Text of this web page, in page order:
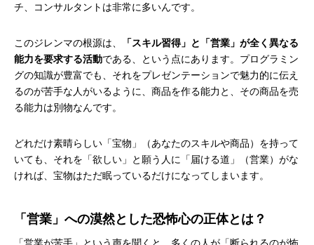
チ、コンサルタントは非常に多いんです。
このジレンマの根源は、
「スキル習得」と「営業」が全く異なる
能力を要求する活動である、という点にあります。プログラミン
グの知識が豊富でも、それをプレゼンテーションで魅力的に伝え
るのが苦手な人がいるように、商品を作る能力と、その商品を売
る能力は別物なんです。
どれだけ素晴らしい「宝物」（あなたのスキルや商品）を持って
いても、それを「欲しい」と願う人に「届ける道」（営業）がな
ければ、宝物はただ眠っているだけになってしまいます。
「営業」への漠然とした恐怖心の正体とは？